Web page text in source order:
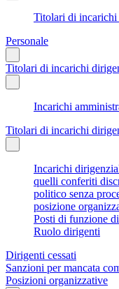
Titolari di incarichi
Personale
Titolari di incarichi
Incarichi
Titolari di incarichi
Incarichi
quelli conferiti
politico senza
posizione
Posti di funzione
Ruolo dirigenti
Dirigenti cessati
Sanzioni per mancata
Posizioni organizzative